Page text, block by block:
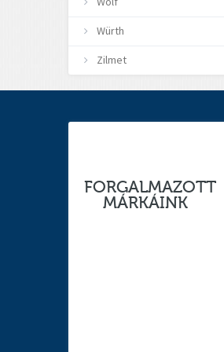
Würth
Zilmet
FORGALMAZOTT
MÁRKÁINK